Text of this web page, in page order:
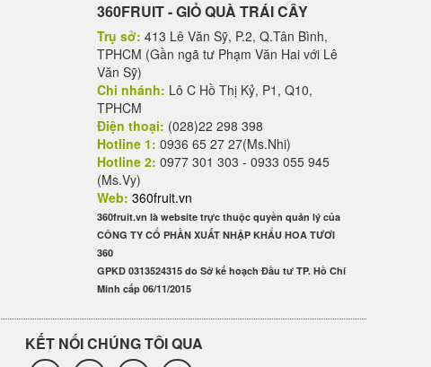
360FRUIT - GIỎ QUÀ TRÁI CÂY
Trụ sở: 413 Lê Văn Sỹ, P.2, Q.Tân Bình,
TPHCM (Gần ngã tư Phạm Văn Hai với Lê
Văn Sỹ)
Chi nhánh: Lô C Hồ Thị Kỷ, P1, Q10,
TPHCM
Điện thoại: (028)22 298 398
Hotline 1: 0936 65 27 27(Ms.Nhi)
Hotline 2: 0977 301 303 - 0933 055 945
(Ms.Vy)
Web: 360fruit.vn
360fruit.vn là website trực thuộc quyền quản lý của
CÔNG TY CỔ PHẦN XUẤT NHẬP KHẨU HOA TƯƠI
360
GPKD 0313524315 do Sở kế hoạch Đầu tư TP. Hồ Chí
Minh cấp 06/11/2015
KẾT NỐI CHÚNG TÔI QUA